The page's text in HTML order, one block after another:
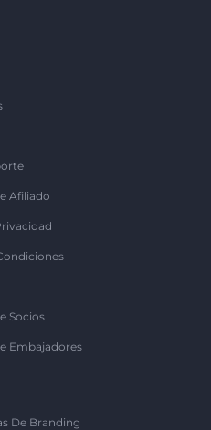
Afiliado
Socios
Embajadores
De Branding